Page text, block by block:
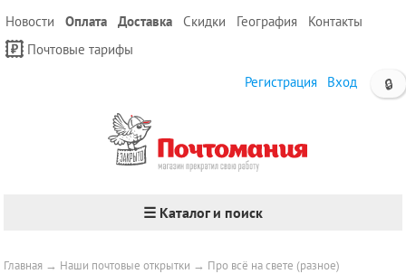
Новости Оплата Доставка Скидки География
Контакты
Почтовые тарифы
🔒
Регистрация Вход
☰ Каталог и поиск
Главная → Наши почтовые открытки → Про всё на свете (разное)